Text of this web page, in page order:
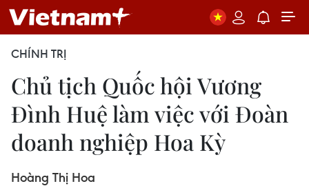
CHÍNH TRỊ
Chủ tịch Quốc hội Vương
Đình Huệ làm việc với Đoàn
doanh nghiệp Hoa Kỳ
Hoàng Thị Hoa